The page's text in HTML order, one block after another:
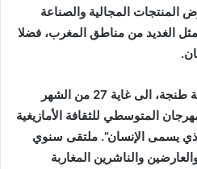
المنتجات المجالية والصناعة
الغديد من مناطق المغرب، فضلا
ويشكل المهرجان المنظم بمدينة طنجة، الى غاية 27 من الشهر
المتوسطي للثقافة الأمازيغية
يسمى الإنسان”. ملتقى سنوي
والناشرين المغاربة